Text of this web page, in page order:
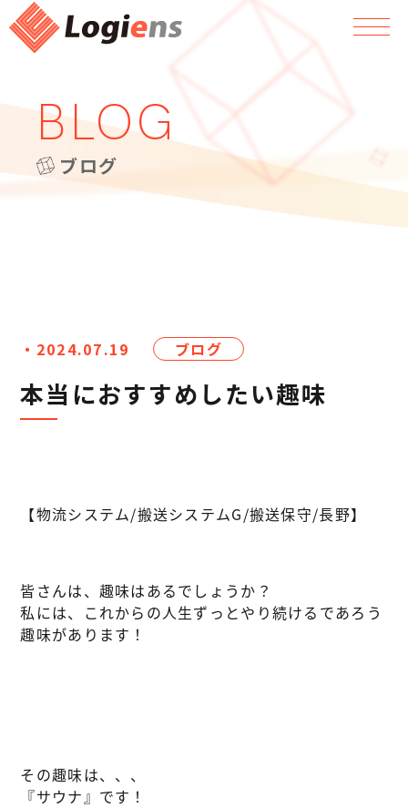
BLOG
ブログ
・2024.07.19 ブログ
本当におすすめしたい趣味
【物流システム/搬送システムG/搬送保守/長野】
皆さんは、趣味はあるでしょうか？
私には、これからの人生ずっとやり続けるであろう
趣味があります！
その趣味は、、、
『サウナ』です！